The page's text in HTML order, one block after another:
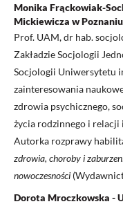
Monika Frąckowiak-
Mickiewicza w Poznaniu
Prof. UAM, dr hab.
Zakładzie Socjologii
Socjologii Uniwersytetu
zainteresowania
zdrowia psychicznego,
życia rodzinnego i
Autorka rozprawy
zdrowia, choroby i
nowoczesności
Dorota Mroczkowska -